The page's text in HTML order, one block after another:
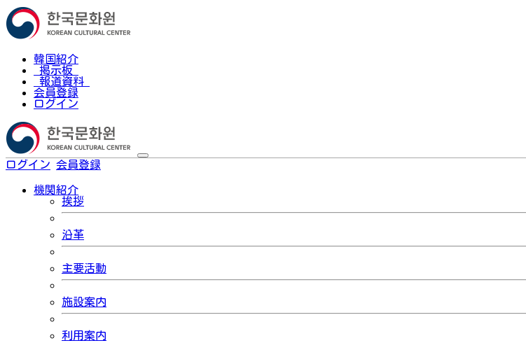
韓国紹介
掲示板
報道資料
会員登録
ログイン
ログイン 会員登録
機関紹介
挨拶
沿革
主要活動
施設案内
利用案内